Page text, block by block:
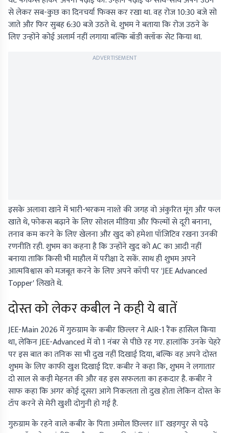
से लेकर सब-कुछ का दिनचर्या फिक्स कर रखा था. वह रोज 10:30 बजे सो
जाते और फिर सुबह 6:30 बजे उठते थे. शुभम ने बताया कि रोज उठने के
लिए उन्होंने कोई अलार्म नहीं लगाया बल्कि बॉडी क्लॉक सेट किया था.
ADVERTISEMENT
इसके अलावा खाने में भारी-भरकम नाश्ते की जगह वो अंकुरित मूंग और फल
खाते थे, फोकस बढ़ाने के लिए सोशल मीडिया और फिल्मों से दूरी बनाना,
तनाव कम करने के लिए खेलना और खुद को हमेशा पॉजिटिव रखना उनकी
रणनीति रही. शुभम का कहना है कि उन्होंने खुद को AC का आदी नहीं
बनाया ताकि किसी भी माहौल में परीक्षा दे सकें. साथ ही शुभम अपने
आत्मविश्वास को मजबूत करने के लिए अपने कॉपी पर 'JEE Advanced
Topper' लिखते थे.
दोस्त को लेकर कबील ने कही ये बातें
JEE-Main 2026 में गुरुग्राम के कबीर छिल्लर ने AIR-1 रैंक हासिल किया
था, लेकिन JEE-Advanced में वो 1 नंबर से पीछे रह गए. हालांकि उनके चेहरे
पर इस बात का तनिक सा भी दुख नहीं दिखाई दिया, बल्कि वह अपने दोस्त
शुभम के लिए काफी खुश दिखाई दिए. कबीर ने कहा कि, शुभम ने लगातार
दो साल से कड़ी मेहनत की और वह इस सफलता का हकदार है. कबीर ने
साफ कहा कि अगर कोई दूसरा आगे निकलता तो दुख होता लेकिन दोस्त के
टॉप करने से मेरी खुशी दोगुनी हो गई है.
गुरुग्राम के रहने वाले कबीर के पिता अमोल छिल्लर IIT खड़गपुर से पढ़े